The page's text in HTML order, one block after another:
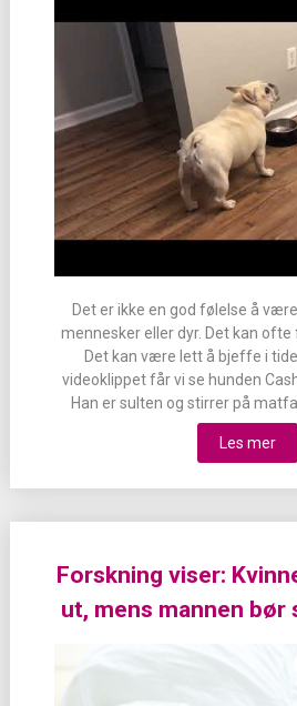
Det er ikke en god følelse å
mennesker eller dyr. Det kan ofte
Det kan være lett å bjeffe i
videoklippet får vi se hunden
Han er sulten og stirrer på
Les mer
Forskning viser:
ut, mens mannen bør